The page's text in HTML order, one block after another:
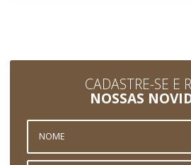
CADASTRE-SE E
NOSSAS